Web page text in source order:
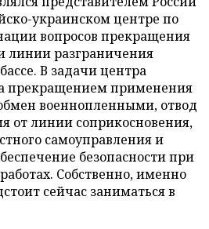
украинском центре по
вопросов прекращения
линии разграничения
В задачи центра
прекращением применения
военнопленными, отвод
от линии соприкосновения,
самоуправления и
безопасности при
Собственно, именно
сейчас заниматься в